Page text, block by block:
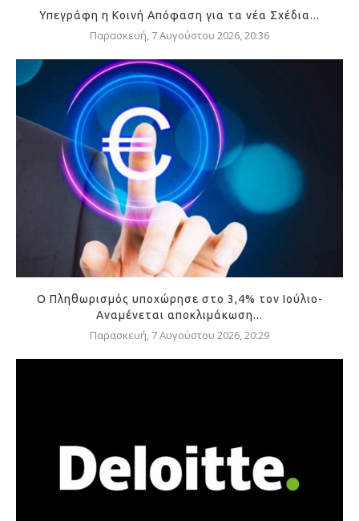
Υπεγράφη η Κοινή Απόφαση για τα νέα Σχέδια...
Παρασκευή, 7 Αυγούστου 2026, 20:36
Ο Πληθωρισμός υποχώρησε στο 3,4% τον Ιούλιο-
Αναμένεται αποκλιμάκωση...
Παρασκευή, 7 Αυγούστου 2026, 20:29